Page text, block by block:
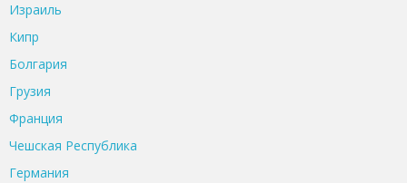
Израиль
Кипр
Болгария
Грузия
Франция
Чешская Республика
Германия